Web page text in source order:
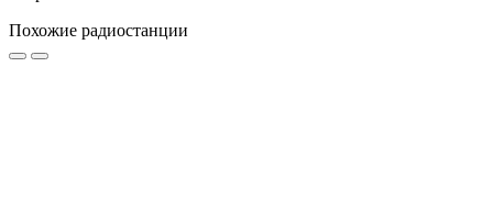
Похожие радиостанции